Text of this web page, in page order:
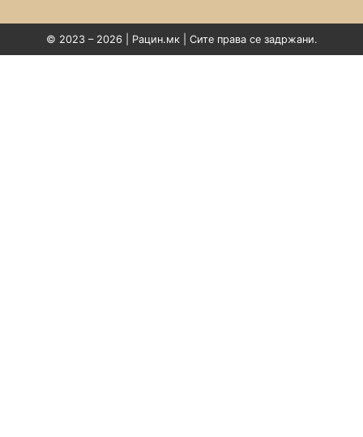
© 2023 – 2026 | Рацин.мк | Сите права се задржани.